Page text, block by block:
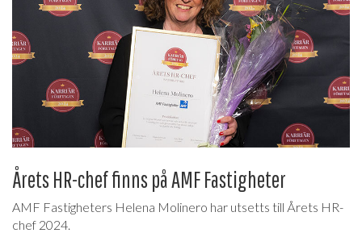
Årets HR-chef finns på AMF Fastigheter
AMF Fastigheters Helena Molinero har utsetts till Årets HR-
chef 2024.